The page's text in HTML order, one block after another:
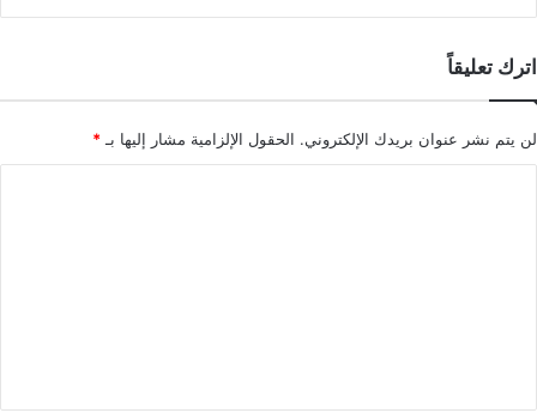
اترك تعليقاً
لن يتم نشر عنوان بريدك الإلكتروني. الحقول الإلزامية مشار إليها بـ*